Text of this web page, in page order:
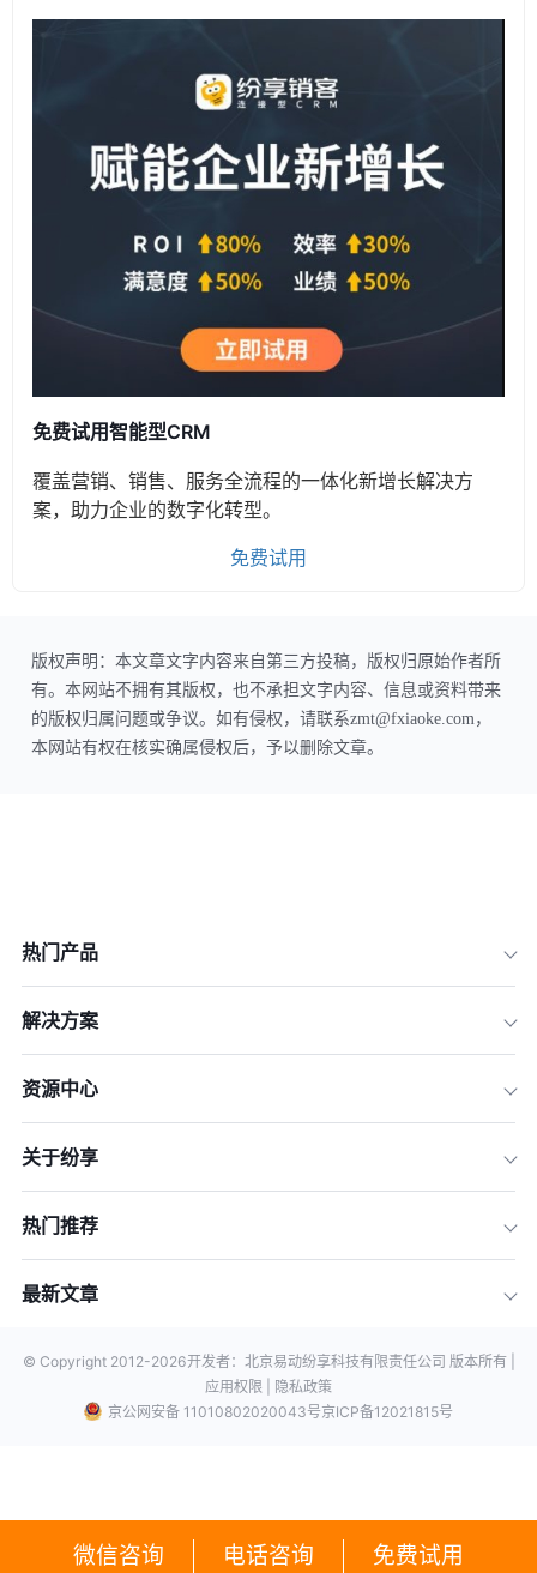
微信咨询 电话咨询 免费试用
免费试用智能型CRM
覆盖营销、销售、服务全流程的一体化新增长解决方
案，助力企业的数字化转型。
免费试用
版权声明：本文章文字内容来自第三方投稿，版权归原始作者所
有。本网站不拥有其版权，也不承担文字内容、信息或资料带来
的版权归属问题或争议。如有侵权，请联系zmt@fxiaoke.com，
本网站有权在核实确属侵权后，予以删除文章。
热门产品
解决方案
资源中心
关于纷享
热门推荐
最新文章
© Copyright 2012-2026开发者：北京易动纷享科技有限责任公司 版本所有 |
应用权限 |
隐私政策
京公网安备 11010802020043号京ICP备12021815号